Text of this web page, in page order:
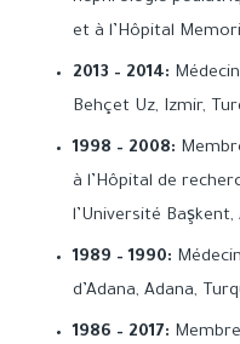
et à l’Hôpital
2013 – 2014:
Behçet Uz, Izmir,
1998 – 2008:
à l’Hôpital de
l’Université Başkent,
1989 – 1990:
d’Adana, Adana,
1986 – 2017: